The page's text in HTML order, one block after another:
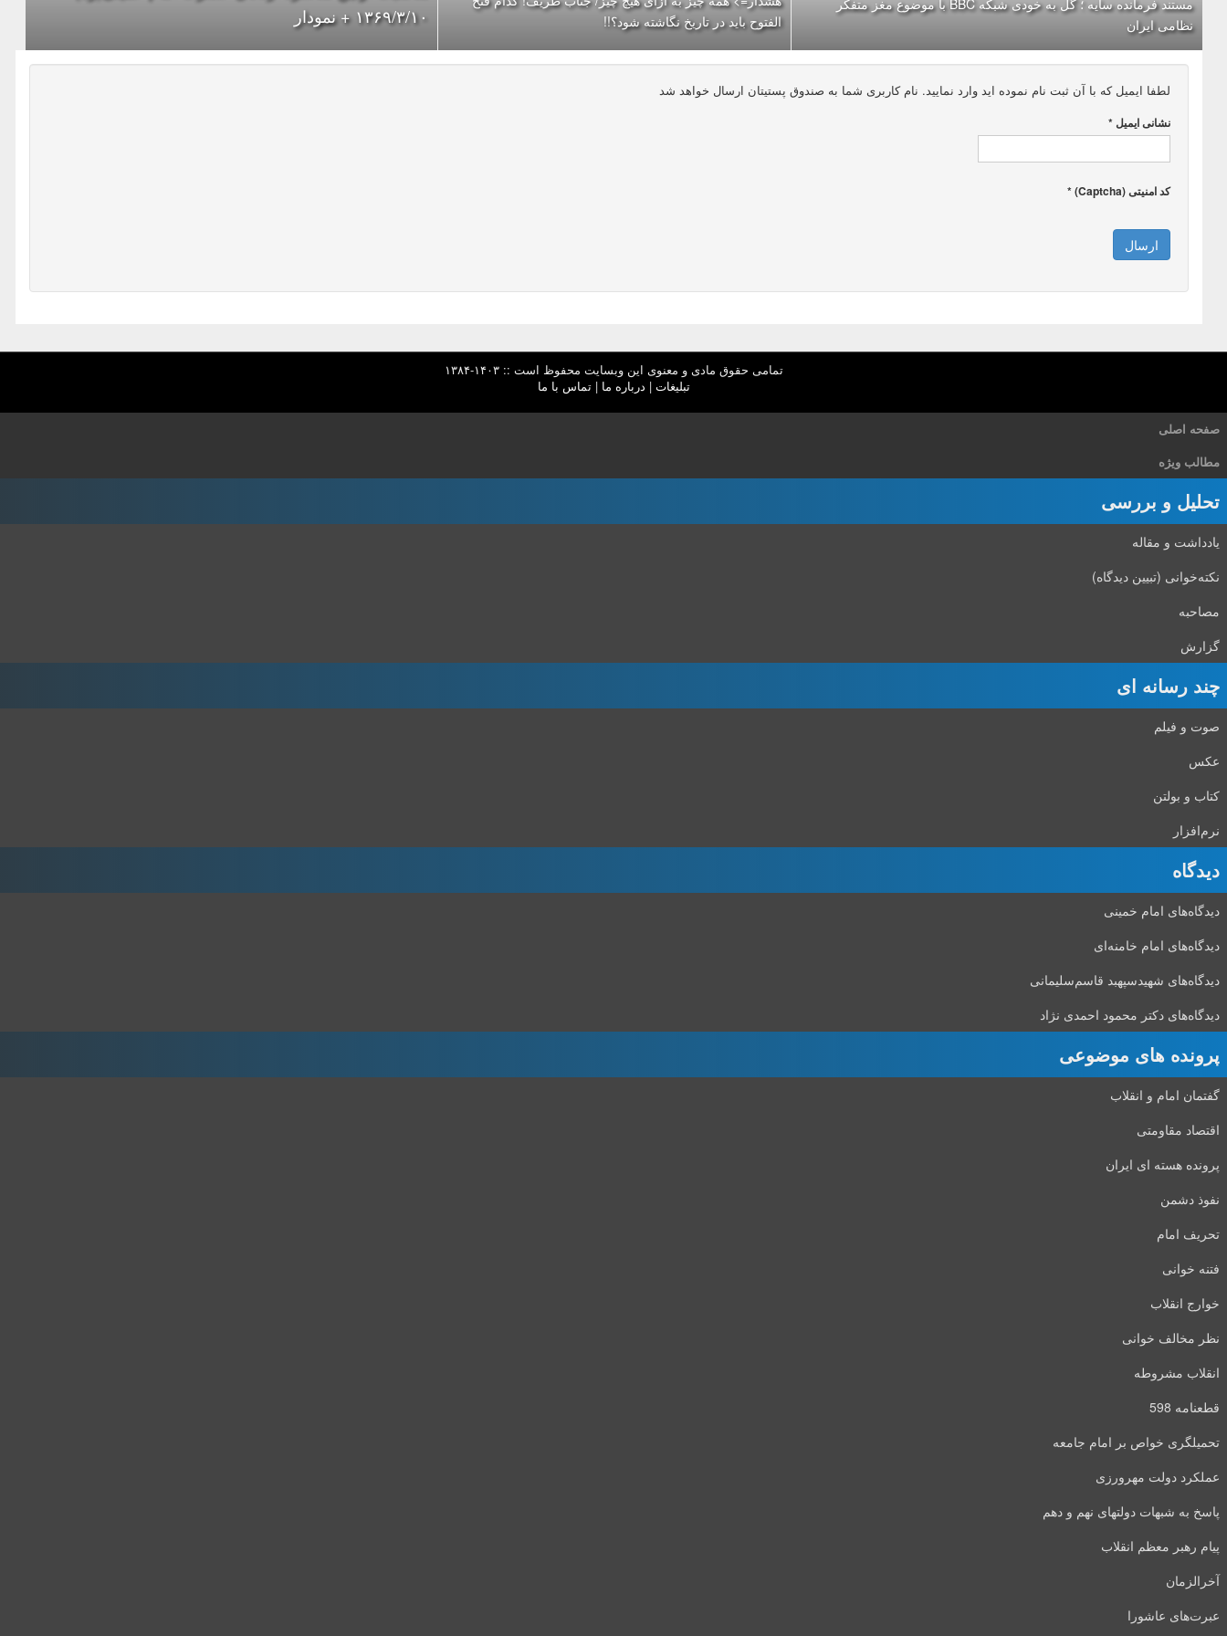
نظامی ایران
الفتوح باید در تاریخ نگاشته شود؟!!
۱۳۶۹/۳/۱۰ + نمودار
لطفا ایمیل که با آن ثبت نام نموده اید وارد نمایید. نام کاربری شما به صندوق پستیتان ارسال خواهد شد
نشانی ایمیل *
کد امنیتی (Captcha) *
ارسال
تمامی حقوق مادی و معنوی این وبسایت محفوظ است :: ۱۴۰۳-۱۳۸۴
تبلیغات | درباره ما |تماس با ما
صفحه اصلی
مطالب ویژه
تحلیل و بررسی
یادداشت و مقاله
نکته‌خوانی (تبیین دیدگاه)
مصاحبه
گزارش
چند رسانه ای
صوت و فیلم
عکس
کتاب و بولتن
نرم‌افزار
دیدگاه‌
دیدگاه‌های امام خمینی
دیدگاه‌های امام خامنه‌ای
دیدگاه‌های شهید‌سپهبد قاسم‌سلیمانی
دیدگاه‌های دکتر محمود احمدی نژاد
پرونده های موضوعی
گفتمان امام و انقلاب
اقتصاد مقاومتی
پرونده هسته ای ایران
نفوذ دشمن
تحریف امام
فتنه خوانی
خوارج انقلاب
نظر مخالف خوانی
انقلاب مشروطه
قطعنامه 598
تحمیلگری خواص بر امام جامعه
عملکرد دولت مهرورزی
پاسخ به شبهات دولتهای نهم و دهم
پیام رهبر معظم انقلاب
آخرالزمان
عبرت‌های عاشورا